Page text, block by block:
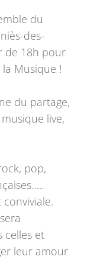
du
des-
de 18h pour
Musique !
du partage,
live,
pop,
celles et
leur amour